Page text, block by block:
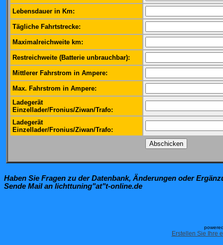
Lebensdauer in Km:
Tägliche Fahrtstrecke:
Maximalreichweite km:
Restreichweite (Batterie unbrauchbar):
Mittlerer Fahrstrom in Ampere:
Max. Fahrstrom in Ampere:
Ladegerät
Einzellader/Fronius/Ziwan/Trafo:
Ladegerät
Einzellader/Fronius/Ziwan/Trafo:
Haben Sie Fragen zu der Datenbank, Änderungen oder
Sende Mail an lichttuning"at"t-online.de
Erstellen Sie Ihre